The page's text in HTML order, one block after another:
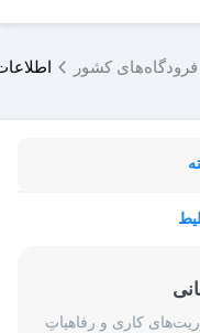
فرودگاه‌های کشور
کاری و رفاهیاتِ